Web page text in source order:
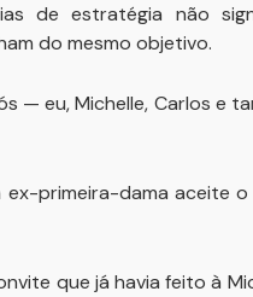
de estratégia não
do mesmo objetivo.
— eu, Michelle, Carlos e
ex-primeira-dama aceite
que já havia feito à